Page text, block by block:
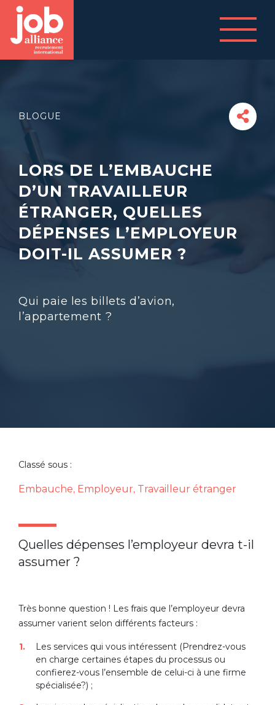
BLOGUE
LORS DE L’EMBAUCHE
D’UN TRAVAILLEUR
ÉTRANGER, QUELLES
DÉPENSES L’EMPLOYEUR
DOIT-IL ASSUMER ?
Qui paie les billets d’avion,
l’appartement ?
Classé sous :
Embauche, Employeur, Travailleur étranger
Quelles dépenses l’employeur devra t-il
assumer ?
Très bonne question ! Les frais que l’employeur devra
assumer varient selon différents facteurs :
Les services qui vous intéressent (Prendrez-vous
en charge certaines étapes du processus ou
confierez-vous l’ensemble de celui-ci à une firme
spécialisée?) ;